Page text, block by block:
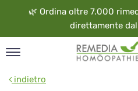
🌿 Ordina oltre 7.000
direttamente dal
indietro